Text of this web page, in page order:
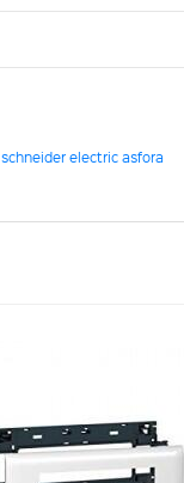
schneider electric asfora